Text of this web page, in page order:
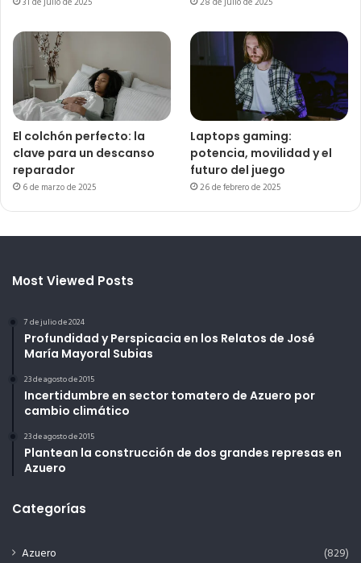
El colchón perfecto: la
clave para un descanso
reparador
6 de marzo de 2025
Laptops gaming:
potencia, movilidad y el
futuro del juego
26 de febrero de 2025
Most Viewed Posts
7 de julio de 2024
Profundidad y Perspicacia en los Relatos de José
María Mayoral Subias
23 de agosto de 2015
Incertidumbre en sector tomatero de Azuero por
cambio climático
23 de agosto de 2015
Plantean la construcción de dos grandes represas en
Azuero
Categorías
Azuero
(829)